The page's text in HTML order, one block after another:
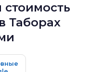
стоимость
Таборах